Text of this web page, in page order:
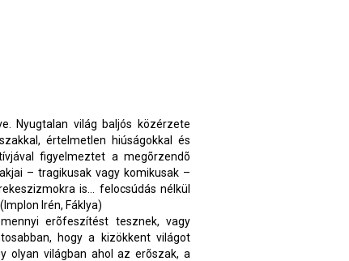
Nyugtalan világ baljós közérzete
értelmetlen hiúságokkal és
figyelmeztet a megõrzendõ
– tragikusak vagy komikusak –
is… felocsúdás nélkül
Irén, Fáklya)
erõfeszítést tesznek, vagy
hogy a kizökkent világot
olyan világban ahol az erõszak, a